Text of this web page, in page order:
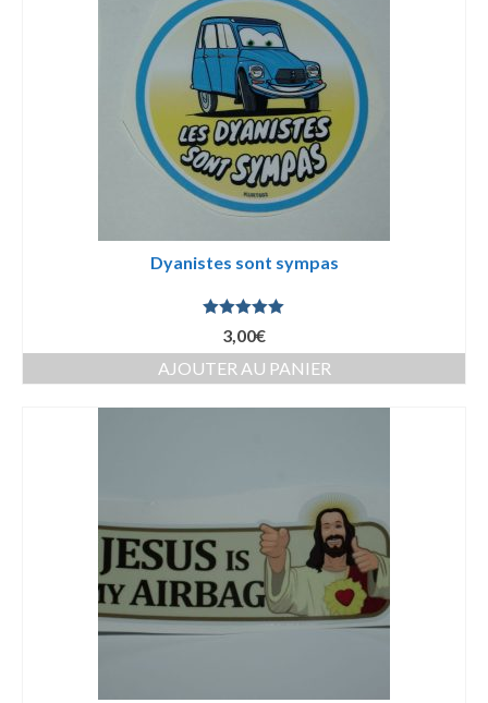
Dyanistes sont sympas
Note5.00
sur 5
3,00€
AJOUTER AU PANIER